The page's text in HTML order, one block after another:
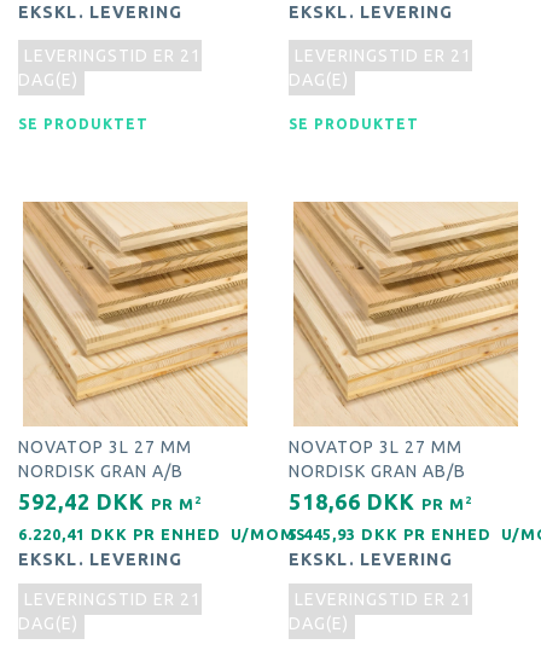
EKSKL. LEVERING
LEVERINGSTID ER 21
DAG(E)
SE PRODUKTET
EKSKL. LEVERING
LEVERINGSTID ER 21
DAG(E)
SE PRODUKTET
NOVATOP 3L 27 MM
NORDISK GRAN A/B
592,42 DKK PR M 2
6.220,41 DKK PR ENHED U/MOMS
EKSKL. LEVERING
LEVERINGSTID ER 21
DAG(E)
NOVATOP 3L 27 MM
NORDISK GRAN AB/B
518,66 DKK PR M 2
5.445,93 DKK PR ENHED U/
EKSKL. LEVERING
LEVERINGSTID ER 21
DAG(E)